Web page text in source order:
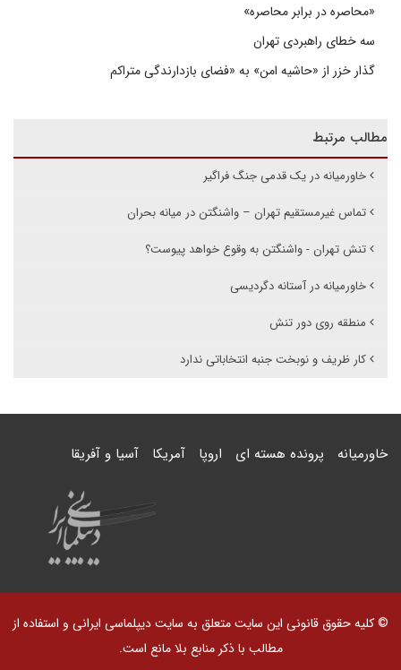
«محاصره در برابر محاصره»
سه خطای راهبردی تهران
گذار خزر از «حاشیه امن» به «فضای بازدارندگی متراکم
مطالب مرتبط
خاورمیانه در یک قدمی جنگ فراگیر
تماس غیرمستقیم تهران – واشنگتن در میانه بحران
تنش تهران - واشنگتن به وقوع خواهد پیوست؟
خاورمیانه در آستانه دگردیسی
منطقه روی دور تنش
کار ظریف و نوبخت جنبه انتخاباتی ندارد
خاورمیانه پرونده هسته ای اروپا آمریکا آسیا و آفریقا
© کلیه حقوق قانونی این سایت متعلق به سایت دیپلماسی ایرانی و استفاده از
مطالب با ذکر منابع بلا مانع است.